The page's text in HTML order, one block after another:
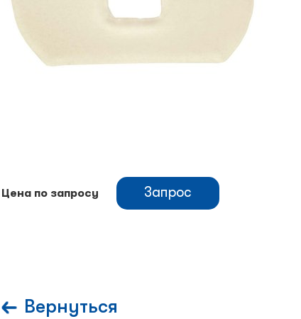
Цена по запросу Запрос
Вернуться